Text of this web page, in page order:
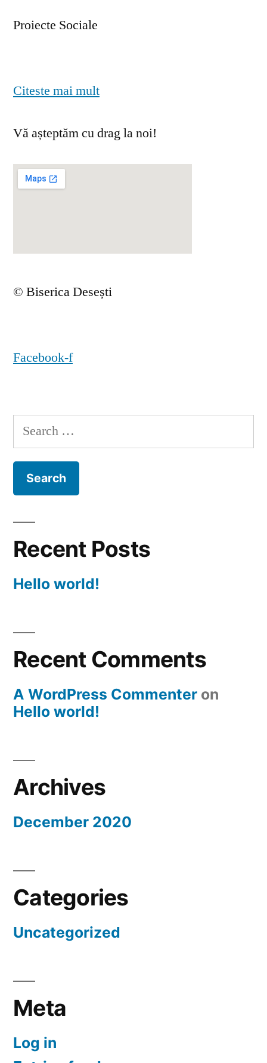
Proiecte Sociale
Citeste mai mult
Vă așteptăm cu drag la noi!
© Biserica Desești
Facebook-f
Search
for:
Recent Posts
Hello world!
Recent Comments
A WordPress Commenter on
Hello world!
Archives
December 2020
Categories
Uncategorized
Meta
Log in